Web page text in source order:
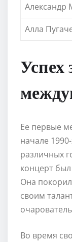
Александр
Алла
Успех
Ее первые
начале
различных
концерт
Она
своим
Во время